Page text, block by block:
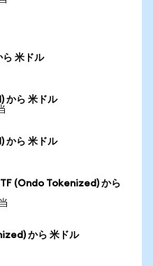
米ドル
から 米ドル
から 米ドル
(Ondo Tokenized) から
から 米ドル